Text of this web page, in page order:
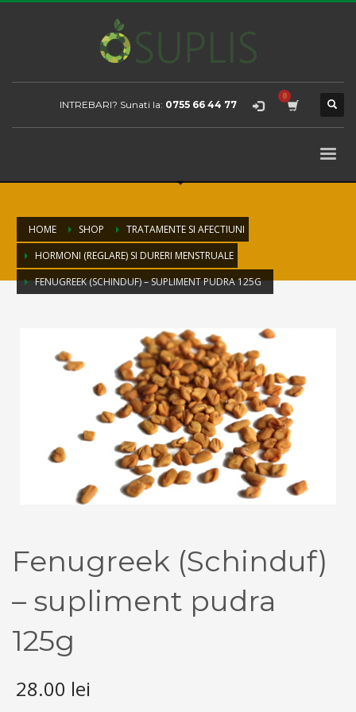
INTREBARI? Sunati la: 0755 66 44 77
HOME SHOP
TRATAMENTE SI AFECTIUNI
HORMONI (REGLARE) SI DURERI MENSTRUALE
FENUGREEK (SCHINDUF) – SUPLIMENT PUDRA 125G
Fenugreek (Schinduf)
– supliment pudra
125g
28.00 lei